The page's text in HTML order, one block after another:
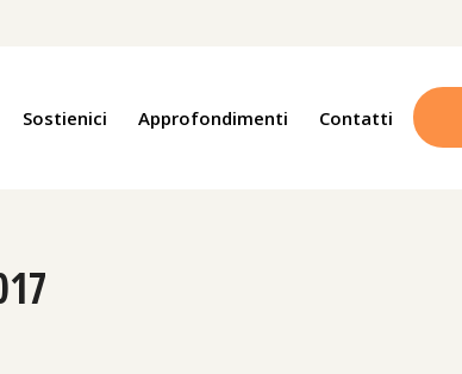
Sostienici Approfondimenti Contatti